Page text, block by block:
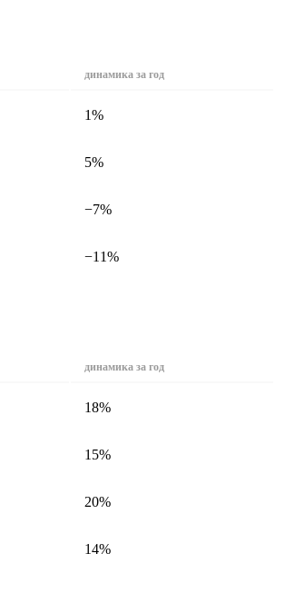
динамика за год
1%
5%
−7%
−11%
динамика за год
18%
15%
20%
14%